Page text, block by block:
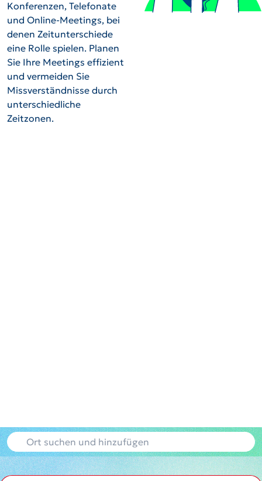
Konferenzen, Telefonate
und Online-Meetings, bei
denen Zeitunterschiede
eine Rolle spielen. Planen
Sie Ihre Meetings effizient
und vermeiden Sie
Missverständnisse durch
unterschiedliche
Zeitzonen.